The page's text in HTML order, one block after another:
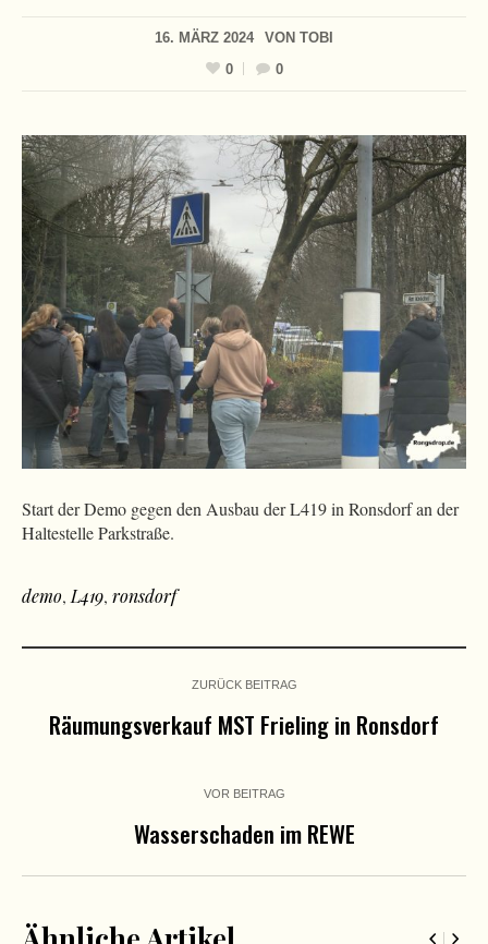
16. MÄRZ 2024 VON TOBI
0
0
Start der Demo gegen den Ausbau der L419 in Ronsdorf an der
Haltestelle Parkstraße.
demo, L419, ronsdorf
ZURÜCK BEITRAG
Räumungsverkauf MST Frieling in Ronsdorf
VOR BEITRAG
Wasserschaden im REWE